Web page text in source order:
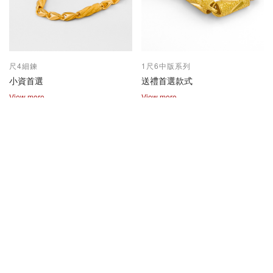
尺4細鍊
小資首選
View more
1尺6中版系列
送禮首選款式
View more